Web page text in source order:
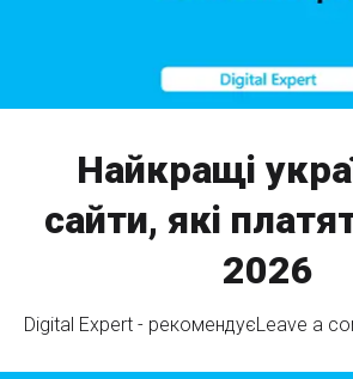
Найкращі
сайти, які
2026
Digital Expert - рекомендуєLeave a